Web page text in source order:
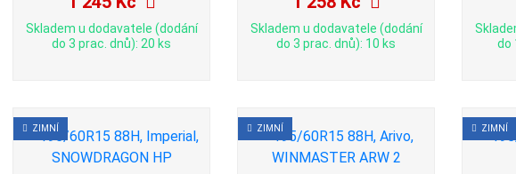
Skladem u dodavatele (dodání
do 3 prac. dnů): 20 ks
Skladem u dodavatele (dodání
do 3 prac. dnů): 10 ks
do
ZIMNÍ ZIMNÍ ZIMNÍ